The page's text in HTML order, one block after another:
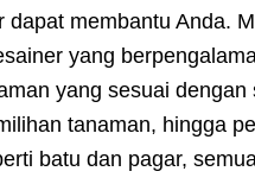
dapat membantu Anda.
yang
yang sesuai dengan
tanaman, hingga
batu dan pagar,